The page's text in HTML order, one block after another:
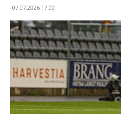
07.07.2026 17:00